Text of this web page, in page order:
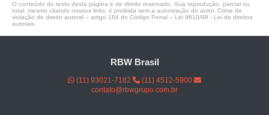
O conteúdo do texto desta página é de direito reservado. Sua reprodução, parcial ou
total, mesmo citando nossos links, é proibida sem a autorização do autor. Crime de
violação de direito autoral – artigo 184 do Código Penal – Lei 9610/98 - Lei de direitos
autorais
RBW Brasil
(11) 93021-7182
(11) 4512-5900
contato@rbwgrupo.com.br